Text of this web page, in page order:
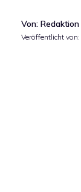
Von: Redaktion
Veröffentlicht von: